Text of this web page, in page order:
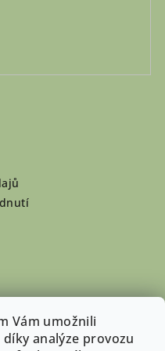
Vám umožnili
analýze provozu